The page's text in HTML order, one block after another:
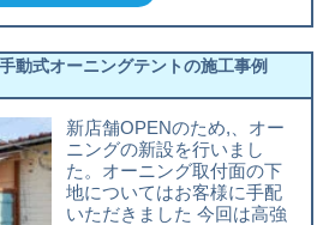
動式オーニングテントの施工事例
新店舗OPENのため,、オー
ニングの新設を行いまし
た。オーニング取付面の下
地についてはお客様に手配
いただきました 今回は高強